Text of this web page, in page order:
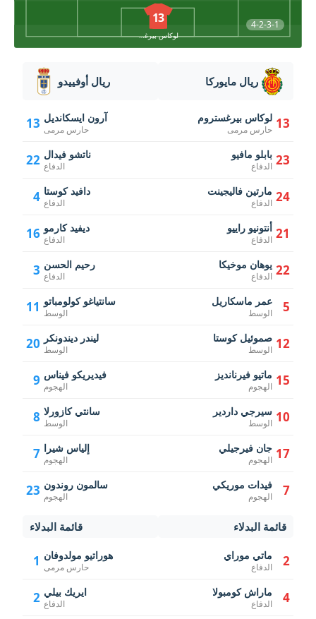
4-2-3-1
13
لوكاس بيرغستروم
ريال أوفييدو
13 آرون ايسكانديل
حارس مرمى
22 ناتشو فيدال
الدفاع
4 دافيد كوستا
الدفاع
16 ديفيد كارمو
الدفاع
3 رحيم الحسن
الدفاع
11 سانتياغو كولومباتو
الوسط
20 ليندر ديندونكر
الوسط
9 فيديريكو فيناس
الهجوم
8 سانتي كازورلا
الوسط
7 إلياس شيرا
الهجوم
23 سالمون روندون
الهجوم
قائمة البدلاء
1 هوراتيو مولدوفان
حارس مرمى
2 ايريك بيلي
الدفاع
ريال مايوركا
13 لوكاس بيرغستروم
حارس مرمى
23 بابلو مافيو
الدفاع
24 مارتين فاليجينت
الدفاع
21 أنتونيو راييو
الدفاع
22 يوهان موخيكا
الدفاع
5 عمر ماسكاريل
الوسط
12 صموئيل كوستا
الوسط
15 ماتيو فيرنانديز
الهجوم
10 سيرجي داردير
الوسط
17 جان فيرجيلي
الهجوم
7 فيدات موريكي
الهجوم
قائمة البدلاء
2 ماتي موراي
الدفاع
4 ماراش كومبولا
الدفاع